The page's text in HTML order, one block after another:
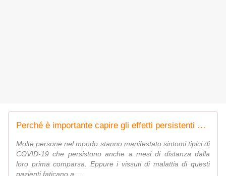
Perché è importante capire gli effetti persistenti e a lungo termine della COVID-19
Molte persone nel mondo stanno manifestato sintomi tipici di
COVID-19 che persistono anche a mesi di distanza dalla
loro prima comparsa. Eppure i vissuti di malattia di questi
pazienti faticano a ...